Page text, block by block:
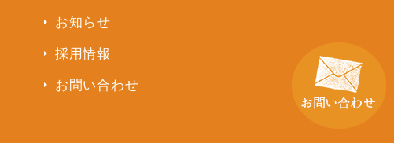
お知らせ
採用情報
お問い合わせ